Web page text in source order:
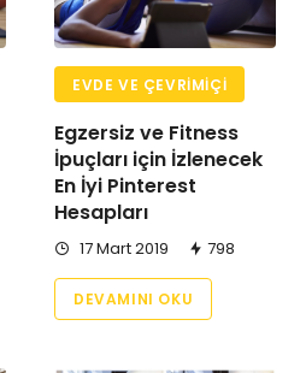
EVDE VE ÇEVRIMIÇI
Egzersiz ve Fitness
İpuçları için İzlenecek
En İyi Pinterest
Hesapları
17 Mart 2019 798
DEVAMINI OKU